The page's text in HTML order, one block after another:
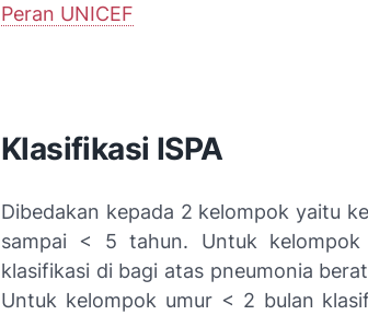
Peran UNICEF
Klasifikasi ISPA
Dibedakan kepada 2 kelompok yaitu
sampai < 5 tahun. Untuk
klasifikasi di bagi atas pneumonia
Untuk kelompok umur < 2 bulan